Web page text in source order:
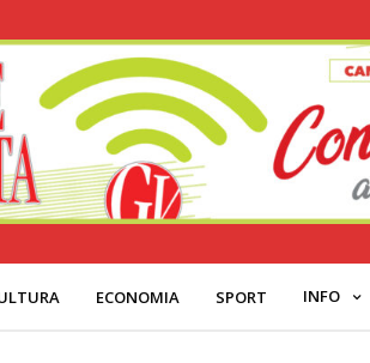
ECONOMIA SPORT INFO